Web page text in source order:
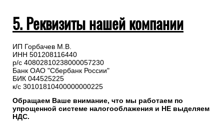
5. Реквизиты нашей компании
ИП Горбачев М.В.
ИНН 501208116440
р/с 40802810238000057230
Банк ОАО "Сбербанк России"
БИК 044525225
к/с 30101810400000000225
Обращаем Ваше внимание, что мы работаем по
упрощенной системе налогооблажения и НЕ выделяем
НДС.